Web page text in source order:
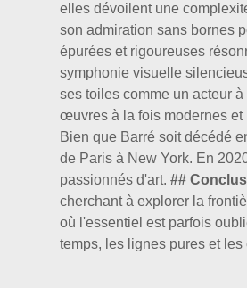
elles dévoilent une
son admiration sans bornes
épurées et rigoureuses
symphonie visuelle
ses toiles comme un acteur
œuvres à la fois modernes et
Bien que Barré soit décédé
de Paris à New York. En
passionnés d'art.##
cherchant à explorer la
où l'essentiel est parfois
temps, les lignes pures et